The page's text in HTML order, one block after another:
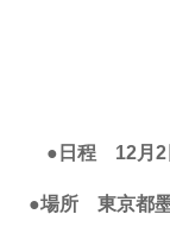
●日程 12月2
●場所 東京都